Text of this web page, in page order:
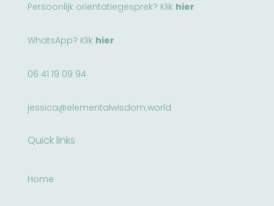
Persoonlijk orientatiegesprek? Klik hier
WhatsApp? Klik hier
06 41 19 09 94
jessica@elementalwisdom.world
Quick links
Home